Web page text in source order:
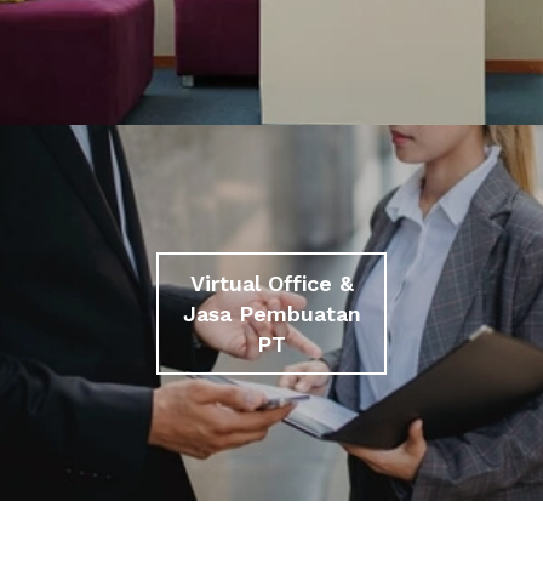
Virtual Office &
Jasa Pembuatan
PT